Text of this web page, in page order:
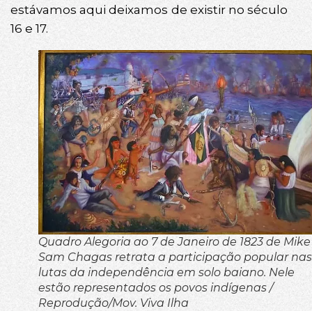
estávamos aqui deixamos de existir no século
16 e 17.
Quadro Alegoria ao 7 de Janeiro de 1823 de Mike
Sam Chagas retrata a participação popular nas
lutas da independência em solo baiano. Nele
estão representados os povos indígenas /
Reprodução/Mov. Viva Ilha